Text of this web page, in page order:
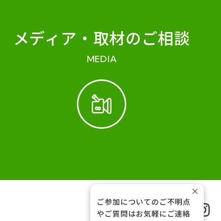
メディア・ 取材のご相談
MEDIA
FOLLOW US
ご参加についてのご不明点
やご質問はお気軽にご連絡
×